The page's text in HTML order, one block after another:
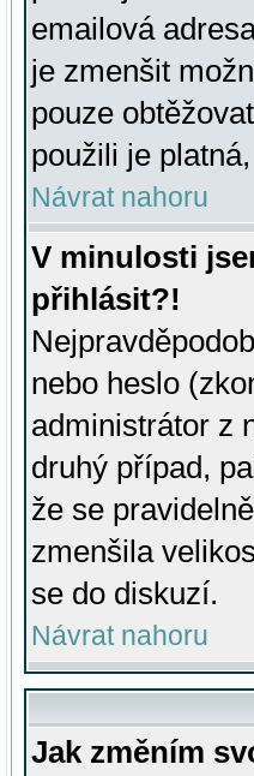
emailová
je zmenšit
pouze
použili je
Návrat nahoru
V minulosti
přihlásit?!
nebo heslo
administrátor z
druhý případ,
že se
zmenšila
se do diskuzí.
Návrat nahoru
Jak změním